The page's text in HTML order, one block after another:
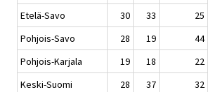
Etelä-Savo
30 33
25
Pohjois-Savo
28 19
44
Pohjois-Karjala
19 18
22
Keski-Suomi
28 37
32